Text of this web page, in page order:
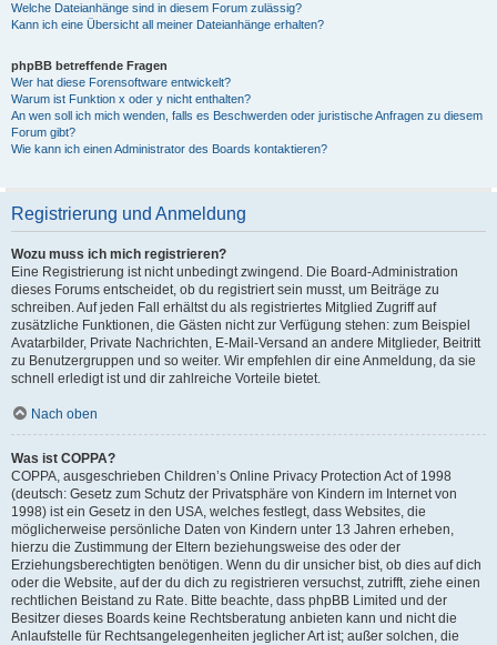
Welche Dateianhänge sind in diesem Forum zulässig?
Kann ich eine Übersicht all meiner Dateianhänge erhalten?
phpBB betreffende Fragen
Wer hat diese Forensoftware entwickelt?
Warum ist Funktion x oder y nicht enthalten?
An wen soll ich mich wenden, falls es Beschwerden oder juristische Anfragen zu diesem
Forum gibt?
Wie kann ich einen Administrator des Boards kontaktieren?
Registrierung und Anmeldung
Wozu muss ich mich registrieren?
Eine Registrierung ist nicht unbedingt zwingend. Die Board-Administration
dieses Forums entscheidet, ob du registriert sein musst, um Beiträge zu
schreiben. Auf jeden Fall erhältst du als registriertes Mitglied Zugriff auf
zusätzliche Funktionen, die Gästen nicht zur Verfügung stehen: zum Beispiel
Avatarbilder, Private Nachrichten, E-Mail-Versand an andere Mitglieder, Beitritt
zu Benutzergruppen und so weiter. Wir empfehlen dir eine Anmeldung, da sie
schnell erledigt ist und dir zahlreiche Vorteile bietet.
Nach oben
Was ist COPPA?
COPPA, ausgeschrieben Children’s Online Privacy Protection Act of 1998
(deutsch: Gesetz zum Schutz der Privatsphäre von Kindern im Internet von
1998) ist ein Gesetz in den USA, welches festlegt, dass Websites, die
möglicherweise persönliche Daten von Kindern unter 13 Jahren erheben,
hierzu die Zustimmung der Eltern beziehungsweise des oder der
Erziehungsberechtigten benötigen. Wenn du dir unsicher bist, ob dies auf dich
oder die Website, auf der du dich zu registrieren versuchst, zutrifft, ziehe einen
rechtlichen Beistand zu Rate. Bitte beachte, dass phpBB Limited und der
Besitzer dieses Boards keine Rechtsberatung anbieten kann und nicht die
Anlaufstelle für Rechtsangelegenheiten jeglicher Art ist; außer solchen, die